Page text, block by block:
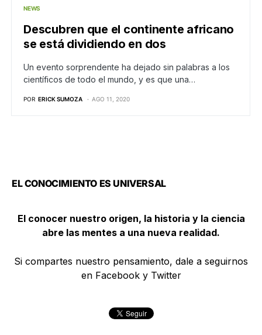
NEWS
Descubren que el continente africano
se está dividiendo en dos
Un evento sorprendente ha dejado sin palabras a los
científicos de todo el mundo, y es que una…
POR ERICK SUMOZA AGO 11, 2020
EL CONOCIMIENTO ES UNIVERSAL
El conocer nuestro origen, la historia y la ciencia
abre las mentes a una nueva realidad.
Si compartes nuestro pensamiento, dale a seguirnos
en Facebook y Twitter